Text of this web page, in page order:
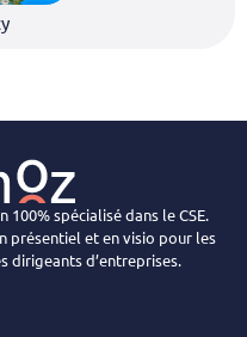
spécialisé dans le CSE.
présentiel et en visio pour les
dirigeants d’entreprises.